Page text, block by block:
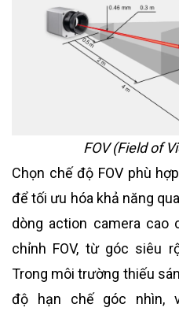
FOV (Field of
Chọn chế độ FOV phù
để tối ưu hóa khả năng
dòng action camera cao
chỉnh FOV, từ góc siêu
Trong môi trường thiếu
độ hạn chế góc nhìn,